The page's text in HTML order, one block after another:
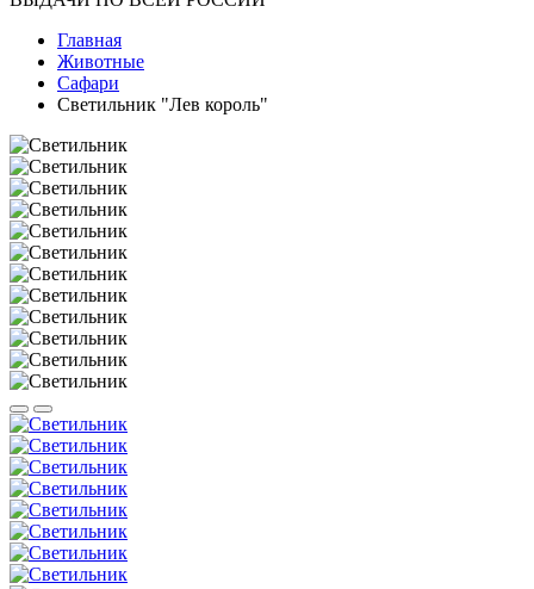
Главная
Животные
Сафари
Светильник "Лев король"